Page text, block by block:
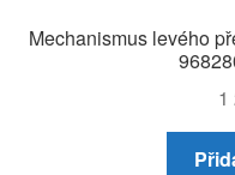
Mechanismus levého
1